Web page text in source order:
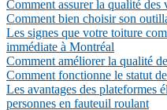
Comment assurer la qualité des
Comment bien choisir son
Les signes que votre toiture
immédiate à Montréal
Comment améliorer la qualité
Comment fonctionne le statut
Les avantages des plateformes
personnes en fauteuil roulant